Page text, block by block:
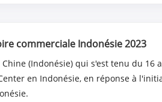
commerciale Indonésie 2023
(Indonésie) qui s'est tenu du 16
en Indonésie, en réponse à